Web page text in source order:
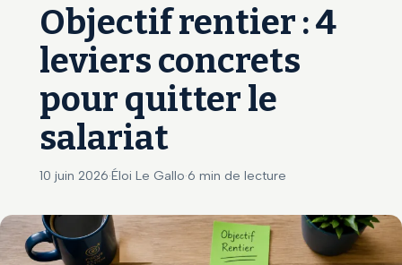
Objectif rentier : 4
leviers concrets
pour quitter le
salariat
10 juin 2026·Éloi Le Gallo·6 min de lecture